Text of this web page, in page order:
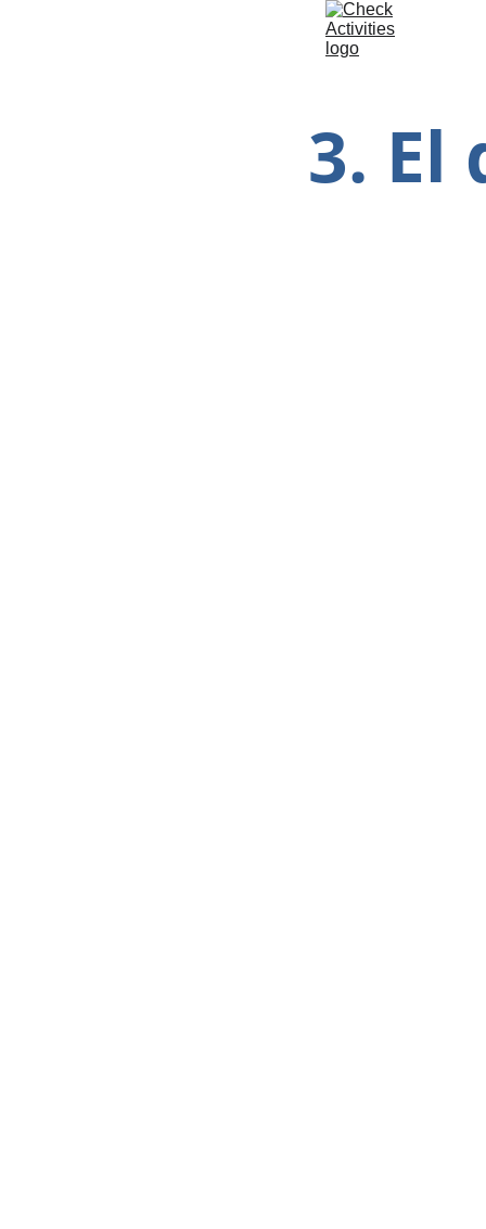
3. El